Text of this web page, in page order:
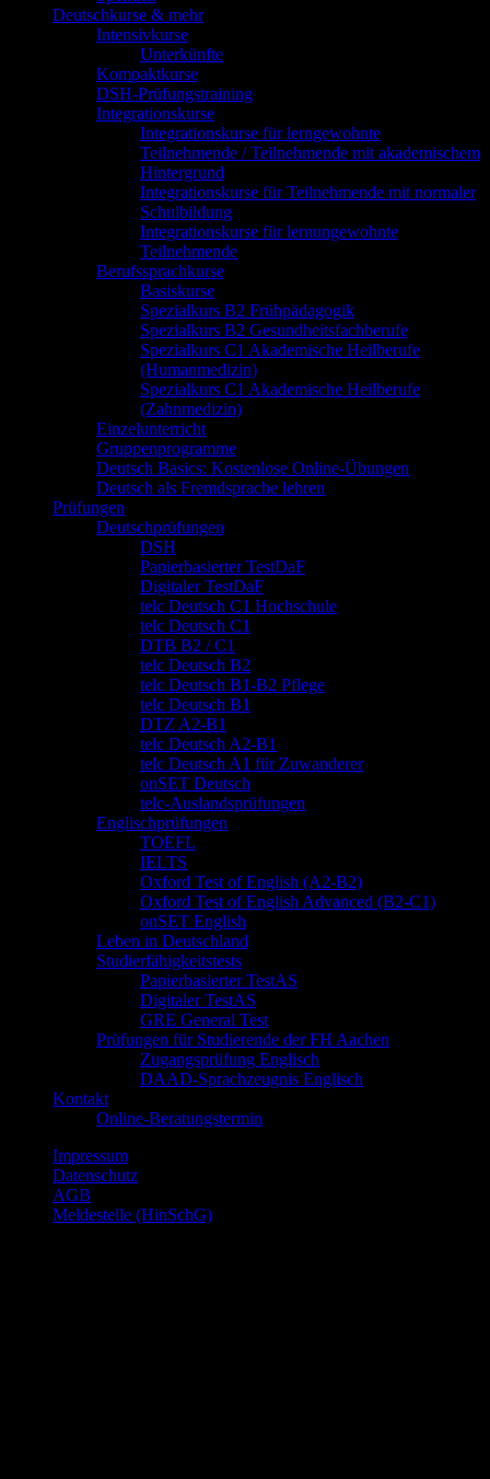
Deutschkurse & mehr
Intensivkurse
Unterkünfte
Kompaktkurse
DSH-Prüfungstraining
Integrationskurse
Integrationskurse für lerngewohnte
Teilnehmende / Teilnehmende mit akademischem
Hintergrund
Integrationskurse für Teilnehmende mit normaler
Schulbildung
Integrationskurse für lernungewohnte
Teilnehmende
Berufssprachkurse
Basiskurse
Spezialkurs B2 Frühpädagogik
Spezialkurs B2 Gesundheitsfachberufe
Spezialkurs C1 Akademische Heilberufe
(Humanmedizin)
Spezialkurs C1 Akademische Heilberufe
(Zahnmedizin)
Einzelunterricht
Gruppenprogramme
Deutsch Basics: Kostenlose Online-Übungen
Deutsch als Fremdsprache lehren
Prüfungen
Deutschprüfungen
DSH
Papierbasierter TestDaF
Digitaler TestDaF
telc Deutsch C1 Hochschule
telc Deutsch C1
DTB B2 / C1
telc Deutsch B2
telc Deutsch B1-B2 Pflege
telc Deutsch B1
DTZ A2-B1
telc Deutsch A2-B1
telc Deutsch A1 für Zuwanderer
onSET Deutsch
telc-Auslandsprüfungen
Englischprüfungen
TOEFL
IELTS
Oxford Test of English (A2-B2)
Oxford Test of English Advanced (B2-C1)
onSET English
Leben in Deutschland
Studierfähigkeitstests
Papierbasierter TestAS
Digitaler TestAS
GRE General Test
Prüfungen für Studierende der FH Aachen
Zugangsprüfung Englisch
DAAD-Sprachzeugnis Englisch
Kontakt
Online-Beratungstermin
Impressum
Datenschutz
AGB
Meldestelle (HinSchG)